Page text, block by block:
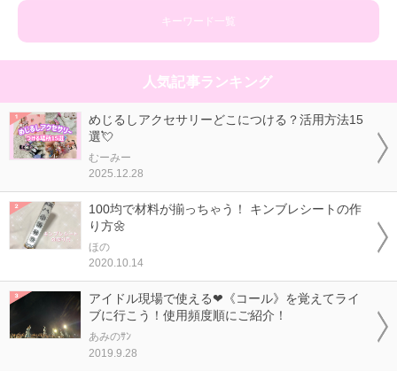
キーワード一覧
人気記事ランキング
めじるしアクセサリーどこにつける？活用方法15
選💘
むーみー
2025.12.28
100均で材料が揃っちゃう！ キンブレシートの作
り方🌼
ほの
2020.10.14
アイドル現場で使える❤《コール》を覚えてライ
ブに行こう！使用頻度順にご紹介！
あみのｻﾝ
2019.9.28